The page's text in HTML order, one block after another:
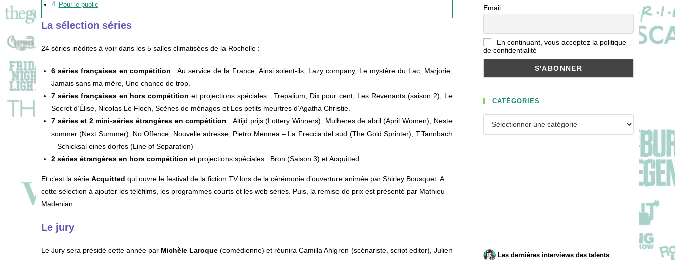
Pour le public
La sélection séries
24 séries inédites à voir dans les 5 salles climatisées de la Rochelle :
6 séries françaises en compétition : Au service de la France, Ainsi soient-ils, Lazy company, Le mystère du Lac, Marjorie,
Jamais sans ma mère, Une chance de trop.
7 séries françaises en hors compétition et projections spéciales : Trepalium, Dix pour cent, Les Revenants (saison 2), Le
Secret d’Élise, Nicolas Le Floch, Scènes de ménages et Les petits meurtres d’Agatha Christie.
7 séries et 2 mini-séries étrangères en compétition : Altijd prijs (Lottery Winners), Mulheres de abril (April Women), Neste
sommer (Next Summer), No Offence, Nouvelle adresse, Pietro Mennea – La Freccia del sud (The Gold Sprinter), T.Tannbach
– Schicksal eines dorfes (Line of Separation)
2 séries étrangères en hors compétition et projections spéciales : Bron (Saison 3) et Acquitted.
Et c’est la série Acquitted qui ouvre le festival de la fiction TV lors de la cérémonie d’ouverture animée par Shirley Bousquet. A
cette sélection à ajouter les téléfilms, les programmes courts et les web séries. Puis, la remise de prix est présenté par Mathieu
Madenian.
Le jury
Le Jury sera présidé cette année par Michèle Laroque (comédienne) et réunira Camilla Ahlgren (scénariste, script editor), Julien
Email
En continuant, vous acceptez la politique
de confidentialité
CATÉGORIES
Les dernières interviews des talents